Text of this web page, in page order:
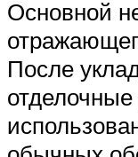
Основной
После